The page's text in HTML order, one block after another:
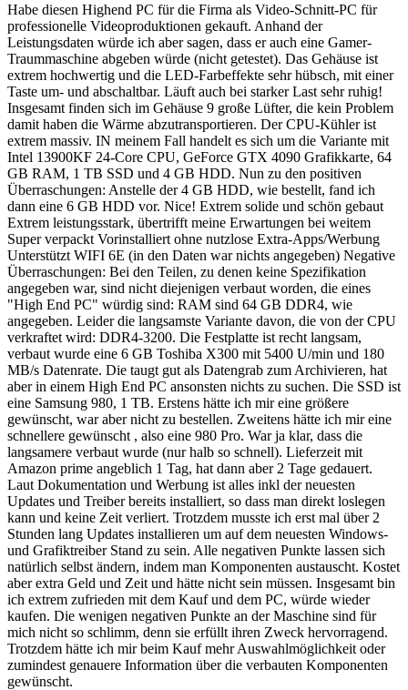
Habe diesen Highend PC für die Firma als Video-Schnitt-PC für
professionelle Videoproduktionen gekauft. Anhand der
Leistungsdaten würde ich aber sagen, dass er auch eine Gamer-
Traummaschine abgeben würde (nicht getestet). Das Gehäuse ist
extrem hochwertig und die LED-Farbeffekte sehr hübsch, mit einer
Taste um- und abschaltbar. Läuft auch bei starker Last sehr ruhig!
Insgesamt finden sich im Gehäuse 9 große Lüfter, die kein Problem
damit haben die Wärme abzutransportieren. Der CPU-Kühler ist
extrem massiv. IN meinem Fall handelt es sich um die Variante mit
Intel 13900KF 24-Core CPU, GeForce GTX 4090 Grafikkarte, 64
GB RAM, 1 TB SSD und 4 GB HDD. Nun zu den positiven
Überraschungen: Anstelle der 4 GB HDD, wie bestellt, fand ich
dann eine 6 GB HDD vor. Nice! Extrem solide und schön gebaut
Extrem leistungsstark, übertrifft meine Erwartungen bei weitem
Super verpackt Vorinstalliert ohne nutzlose Extra-Apps/Werbung
Unterstützt WIFI 6E (in den Daten war nichts angegeben) Negative
Überraschungen: Bei den Teilen, zu denen keine Spezifikation
angegeben war, sind nicht diejenigen verbaut worden, die eines
"High End PC" würdig sind: RAM sind 64 GB DDR4, wie
angegeben. Leider die langsamste Variante davon, die von der CPU
verkraftet wird: DDR4-3200. Die Festplatte ist recht langsam,
verbaut wurde eine 6 GB Toshiba X300 mit 5400 U/min und 180
MB/s Datenrate. Die taugt gut als Datengrab zum Archivieren, hat
aber in einem High End PC ansonsten nichts zu suchen. Die SSD ist
eine Samsung 980, 1 TB. Erstens hätte ich mir eine größere
gewünscht, war aber nicht zu bestellen. Zweitens hätte ich mir eine
schnellere gewünscht , also eine 980 Pro. War ja klar, dass die
langsamere verbaut wurde (nur halb so schnell). Lieferzeit mit
Amazon prime angeblich 1 Tag, hat dann aber 2 Tage gedauert.
Laut Dokumentation und Werbung ist alles inkl der neuesten
Updates und Treiber bereits installiert, so dass man direkt loslegen
kann und keine Zeit verliert. Trotzdem musste ich erst mal über 2
Stunden lang Updates installieren um auf dem neuesten Windows-
und Grafiktreiber Stand zu sein. Alle negativen Punkte lassen sich
natürlich selbst ändern, indem man Komponenten austauscht. Kostet
aber extra Geld und Zeit und hätte nicht sein müssen. Insgesamt bin
ich extrem zufrieden mit dem Kauf und dem PC, würde wieder
kaufen. Die wenigen negativen Punkte an der Maschine sind für
mich nicht so schlimm, denn sie erfüllt ihren Zweck hervorragend.
Trotzdem hätte ich mir beim Kauf mehr Auswahlmöglichkeit oder
zumindest genauere Information über die verbauten Komponenten
gewünscht.